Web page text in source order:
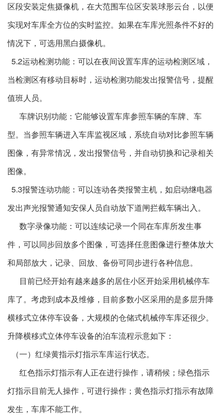
区段安装定焦摄像机，在大范围车位区安装球形云台，以便
实现对车库全方位的实时监控。如果在车库光照条件不好的
情况下，可选用黑白摄像机。
5.2运动检测功能：可以在夜间设置车库的运动检测区域，
当检测区有移动目标时，运动检测功能发出报警信号，提醒
值班人员。
车牌识别功能：它能够设置车库参照车辆的车牌、车
型。当参照车辆进入车库监视区域，系统自动对比参照车辆
图像，有异常情况，发出报警信号，并自动切换和记录相关
图像。
5.3报警连动功能：可以连动各类报警主机，如启动继电器
发出声光报警通知安保人员自动放下道闸拦截车辆出入。
数字录像功能：可以连续记录一个同在车库所发生事
件，可以同步回放多个图像，可选择任意图像进行整体放大
和局部放大，记录、回放、备份可同步进行各种信息。
目前已经开始有越来越多的居住小区开始采用机械停车
库了。考虑到成本及维修，目前多数小区采用的是多层升降
横移式立体停车设备，大规模的仓储式机械停车库还很少。
升降横移式立体停车设备的泊车流程示意如下：
（一）红绿黄指示灯指示车库运行状态。
红色指示灯指示有人正在进行操作，请稍候；绿色指示
灯指示目前无人操作，可进行操作；黄色指示灯指示有故障
发生，车库不能工作。